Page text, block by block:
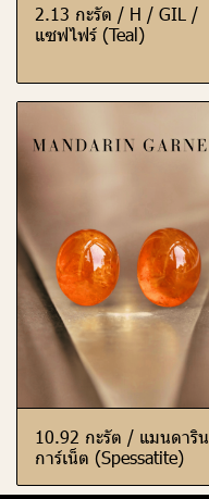
2.13 กะรัต / H / GIL /
แซฟไฟร์ (Teal)
10.92 กะรัต / แมนดาริน
การ์เน็ต (Spessatite)